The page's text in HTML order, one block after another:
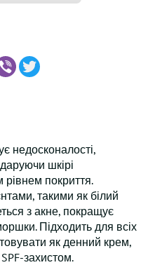
недосконалості,
шкірі
покриття.
такими як білий
з акне, покращує
Підходить для всіх
як денний крем,
захистом.